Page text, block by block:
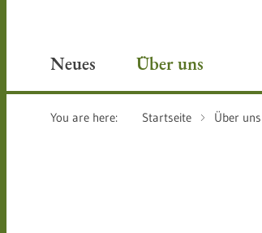
Neues Über uns
You are here: Startseite Über uns